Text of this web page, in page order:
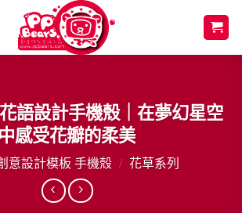
語設計手機殼｜在夢幻星空
中感受花瓣的柔美
意設計模板 手機殼 / 花草系列